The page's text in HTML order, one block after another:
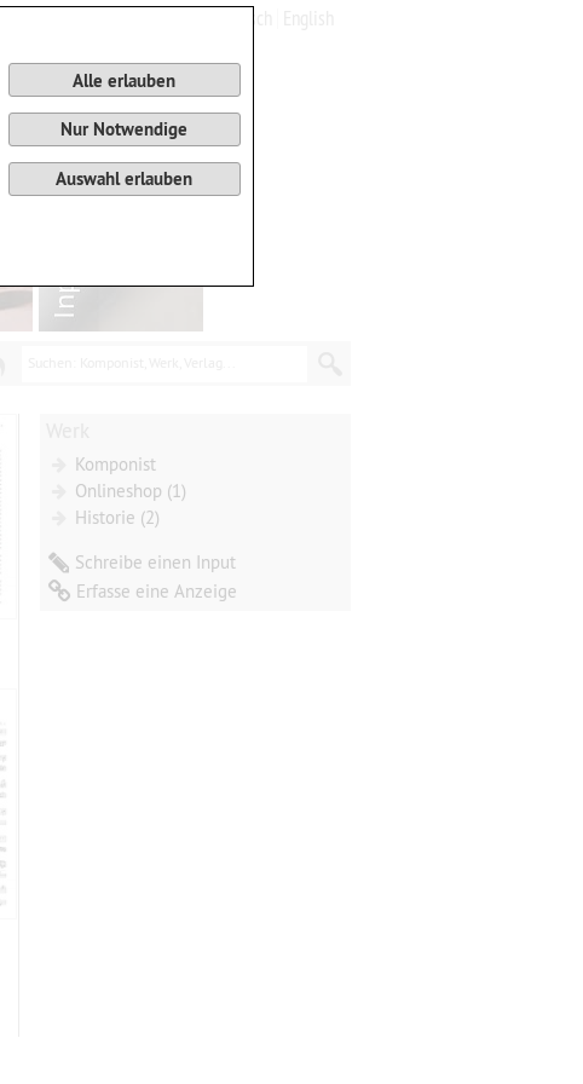
Komponist
Onlineshop (1)
Historie (2)
Schreibe einen Input
Erfasse eine Anzeige
Alle erlauben
Nur Notwendige
Auswahl erlauben